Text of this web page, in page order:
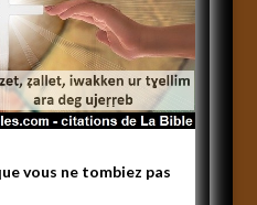
vous ne tombiez pas